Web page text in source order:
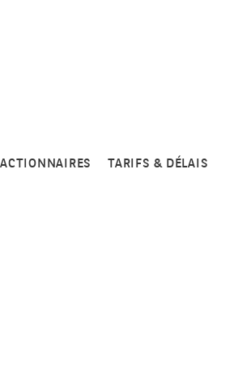
ACTIONNAIRES TARIFS & DÉLAIS